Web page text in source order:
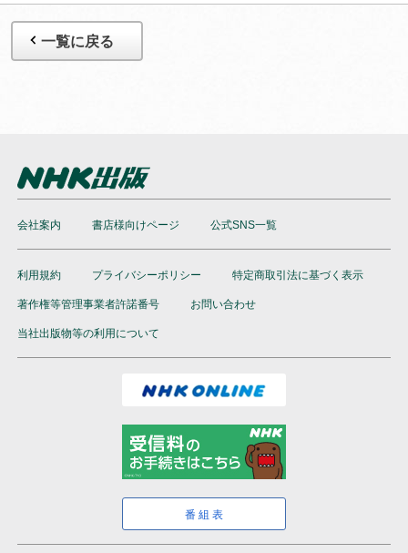
一覧に戻る
会社案内 書店様向けページ 公式SNS一覧
利用規約 プライバシーポリシー 特定商取引法に基づく表示
著作権等管理事業者許諾番号 お問い合わせ
当社出版物等の利用について
番組表